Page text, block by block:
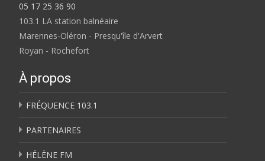
05 17 25 36 90
103.1 LA station balnéaire
Marennes-Oléron - Presqu'île d'Arvert
Royan - Rochefort
À propos
FRÉQUENCE 103.1
PARTENAIRES
HÉLÈNE FM